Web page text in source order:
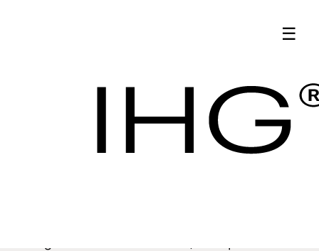
Sie unser Team
kennen - IHG
☰
Unsere
Führung